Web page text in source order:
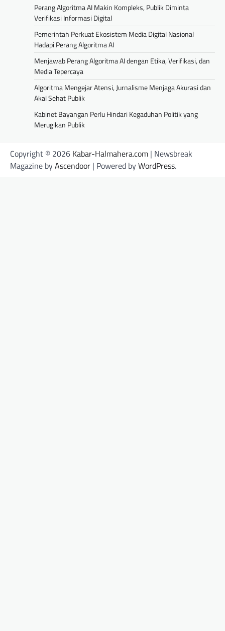
Perang Algoritma AI Makin Kompleks, Publik Diminta
Verifikasi Informasi Digital
Pemerintah Perkuat Ekosistem Media Digital Nasional
Hadapi Perang Algoritma AI
Menjawab Perang Algoritma AI dengan Etika, Verifikasi, dan
Media Tepercaya
Algoritma Mengejar Atensi, Jurnalisme Menjaga Akurasi dan
Akal Sehat Publik
Kabinet Bayangan Perlu Hindari Kegaduhan Politik yang
Merugikan Publik
Copyright © 2026 Kabar-Halmahera.com | Newsbreak
Magazine byAscendoor | Powered byWordPress.